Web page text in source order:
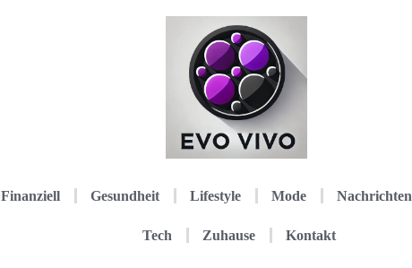
Finanziell Gesundheit Lifestyle Mode Nachrichten
Tech Zuhause Kontakt